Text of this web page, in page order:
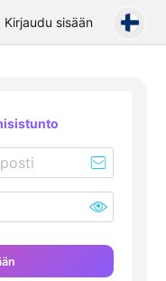
Kirjaudu sisään